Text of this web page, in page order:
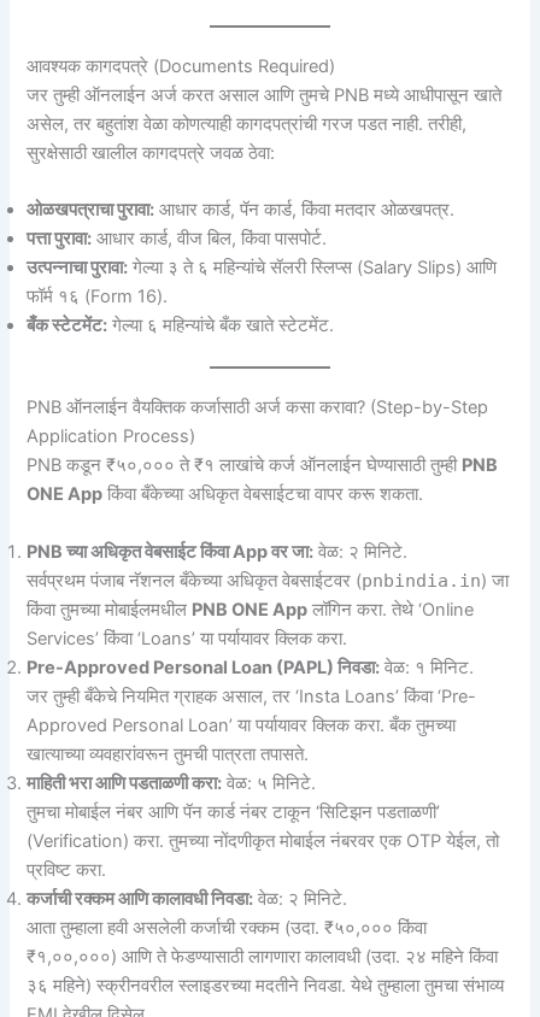
आवश्यक कागदपत्रे (Documents Required)
जर तुम्ही ऑनलाईन अर्ज करत असाल आणि तुमचे PNB मध्ये आधीपासून खाते
असेल, तर बहुतांश वेळा कोणत्याही कागदपत्रांची गरज पडत नाही. तरीही,
सुरक्षेसाठी खालील कागदपत्रे जवळ ठेवा:
ओळखपत्राचा पुरावा: आधार कार्ड, पॅन कार्ड, किंवा मतदार ओळखपत्र.
पत्ता पुरावा: आधार कार्ड, वीज बिल, किंवा पासपोर्ट.
उत्पन्नाचा पुरावा: गेल्या ३ ते ६ महिन्यांचे सॅलरी स्लिप्स (Salary Slips) आणि
फॉर्म १६ (Form 16).
बँक स्टेटमेंट: गेल्या ६ महिन्यांचे बँक खाते स्टेटमेंट.
PNB ऑनलाईन वैयक्तिक कर्जासाठी अर्ज कसा करावा? (Step-by-Step
Application Process)
PNB कडून ₹५०,००० ते ₹१ लाखांचे कर्ज ऑनलाईन घेण्यासाठी तुम्ही PNB
ONE App किंवा बँकेच्या अधिकृत वेबसाईटचा वापर करू शकता.
PNB च्या अधिकृत वेबसाईट किंवा App वर जा: वेळ: २ मिनिटे.
सर्वप्रथम पंजाब नॅशनल बँकेच्या अधिकृत वेबसाईटवर (pnbindia.in) जा
किंवा तुमच्या मोबाईलमधील PNB ONE App लॉगिन करा. तेथे ‘Online
Services’ किंवा ‘Loans’ या पर्यायावर क्लिक करा.
Pre-Approved Personal Loan (PAPL) निवडा: वेळ: १ मिनिट.
जर तुम्ही बँकेचे नियमित ग्राहक असाल, तर ‘Insta Loans’ किंवा ‘Pre-
Approved Personal Loan’ या पर्यायावर क्लिक करा. बँक तुमच्या
खात्याच्या व्यवहारांवरून तुमची पात्रता तपासते.
माहिती भरा आणि पडताळणी करा: वेळ: ५ मिनिटे.
तुमचा मोबाईल नंबर आणि पॅन कार्ड नंबर टाकून ‘सिटिझन पडताळणी’
(Verification) करा. तुमच्या नोंदणीकृत मोबाईल नंबरवर एक OTP येईल, तो
प्रविष्ट करा.
कर्जाची रक्कम आणि कालावधी निवडा: वेळ: २ मिनिटे.
आता तुम्हाला हवी असलेली कर्जाची रक्कम (उदा. ₹५०,००० किंवा
₹१,००,०००) आणि ते फेडण्यासाठी लागणारा कालावधी (उदा. २४ महिने किंवा
३६ महिने) स्क्रीनवरील स्लाइडरच्या मदतीने निवडा. येथे तुम्हाला तुमचा संभाव्य